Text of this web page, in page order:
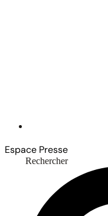
Espace Presse
Rechercher